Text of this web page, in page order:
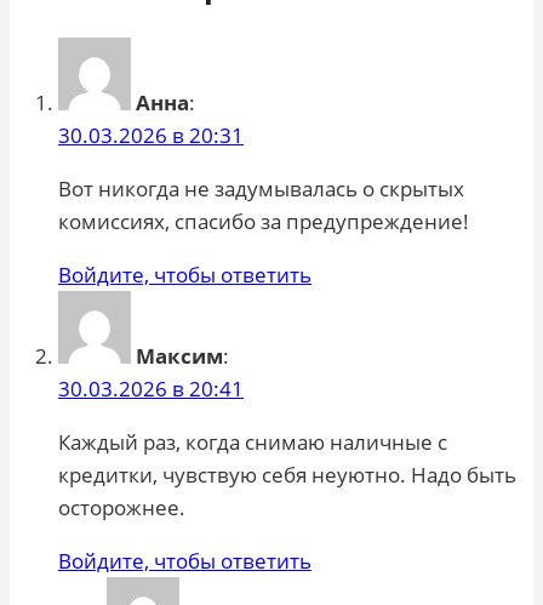
Анна:
30.03.2026 в 20:31
Вот никогда не задумывалась о скрытых
комиссиях, спасибо за предупреждение!
Войдите, чтобы ответить
Максим:
30.03.2026 в 20:41
Каждый раз, когда снимаю наличные с
кредитки, чувствую себя неуютно. Надо быть
осторожнее.
Войдите, чтобы ответить